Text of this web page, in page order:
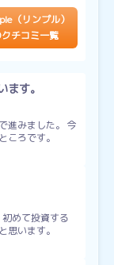
（リンプル）
クチコミ一覧
す。
進みました。 今
ころです。
めて投資する
思います。